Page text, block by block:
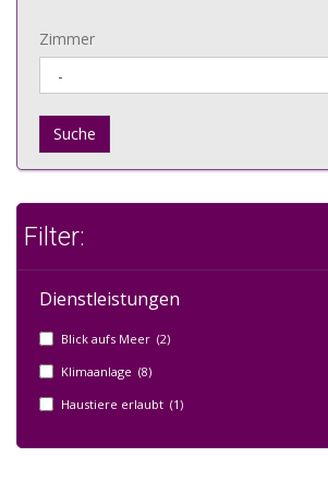
Zimmer
Suche
Filter:
Dienstleistungen
Blick aufs Meer (2)
Klimaanlage (8)
Haustiere erlaubt (1)